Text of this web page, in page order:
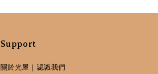
Support
關於光屋｜認識我們